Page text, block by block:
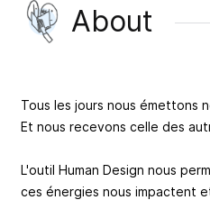
About
Tous les jours nous émettons
Et nous recevons celle des
L'outil Human Design nous
ces énergies nous impactent